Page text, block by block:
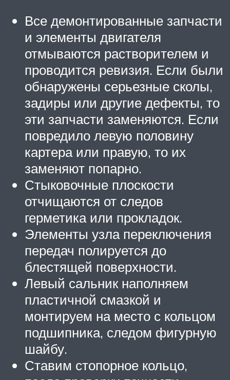
Все демонтированные запчасти
и элементы двигателя
отмываются растворителем и
проводится ревизия. Если были
обнаружены серьезные сколы,
задиры или другие дефекты, то
эти запчасти заменяются. Если
повредило левую половину
картера или правую, то их
заменяют попарно.
Стыковочные плоскости
отчищаются от следов
герметика или прокладок.
Элементы узла переключения
передач полируется до
блестящей поверхности.
Левый сальник наполняем
пластичной смазкой и
монтируем на место с кольцом
подшипника, следом фигурную
шайбу.
Ставим стопорное кольцо,